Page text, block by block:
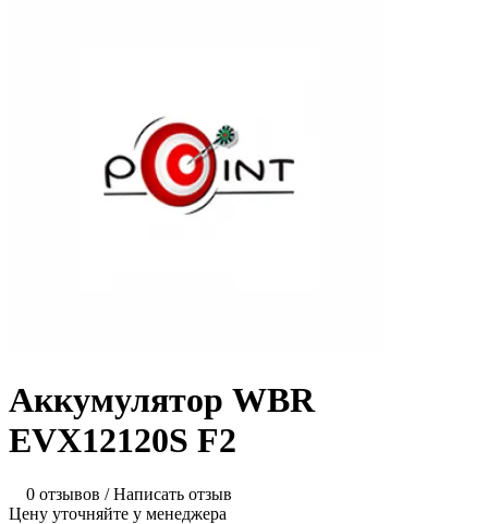
Аккумулятор WBR
EVX12120S F2
0 отзывов /Написать отзыв
Цену уточняйте у менеджера